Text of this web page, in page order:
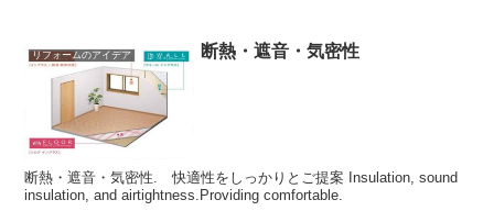
リフォームのアイデア 断熱・遮音・気密性
断熱・遮音・気密性. 快適性をしっかりとご提案 Insulation, sound
insulation, and airtightness.Providing comfortable.